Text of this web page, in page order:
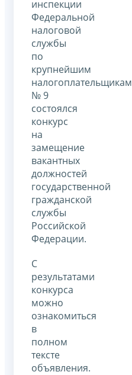
инспекции
Федеральной
налоговой
службы
по
крупнейшим
налогоплательщикам
№ 9
состоялся
конкурс
на
замещение
вакантных
должностей
государственной
гражданской
службы
Российской
Федерации.
С
результатами
конкурса
можно
ознакомиться
в
полном
тексте
объявления.